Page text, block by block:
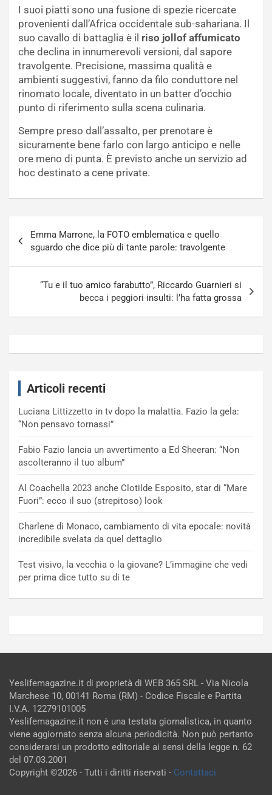
I suoi piatti sono una fusione di spezie ricercate
provenienti dall’Africa occidentale sub-sahariana. Il
suo cavallo di battaglia è il riso jollof affumicato
che declina in innumerevoli versioni, dal sapore
travolgente. Precisione, massima qualità e
ambienti suggestivi, fanno da filo conduttore nel
rinomato locale, diventato in un batter d’occhio
punto di riferimento sulla scena culinaria.
Sempre preso dall’assalto, per prenotare è
sicuramente bene farlo con largo anticipo e nelle
ore meno di punta. È previsto anche un servizio ad
hoc destinato a cene private.
articoli
Emma Marrone, la FOTO emblematica e quello
sguardo che dice più di tante parole: travolgente
“Tu e il tuo amico farabutto”, Riccardo Guarnieri si
becca i peggiori insulti: l’ha fatta grossa
Articoli recenti
Luciana Littizzetto in tv dopo la malattia. Fazio la gela:
“Non pensavo tornassi”
Fabio Fazio lancia un avvertimento a Ed Sheeran: “Non
ascolteranno il tuo album”
Al Coachella 2023 anche Clotilde Esposito, star di “Mare
Fuori”: ecco il suo (strepitoso) look
Charlene di Monaco, cambiamento di vita epocale: novità
incredibile svelata da quel dettaglio
Test visivo, la vecchia o la giovane? L’immagine che vedi
per prima dice tutto su di te
Yeslifemagazine.it di proprietà di WEB 365 SRL - Via Nicola
Marchese 10, 00141 Roma (RM) - Codice Fiscale e Partita
I.V.A. 12279101005
Yeslifemagazine.it non è una testata giornalistica, in quanto
viene aggiornato senza alcuna periodicità. Non può pertanto
considerarsi un prodotto editoriale ai sensi della legge n. 62
del 07.03.2001
Copyright ©2026 - Tutti i diritti riservati - Contattaci